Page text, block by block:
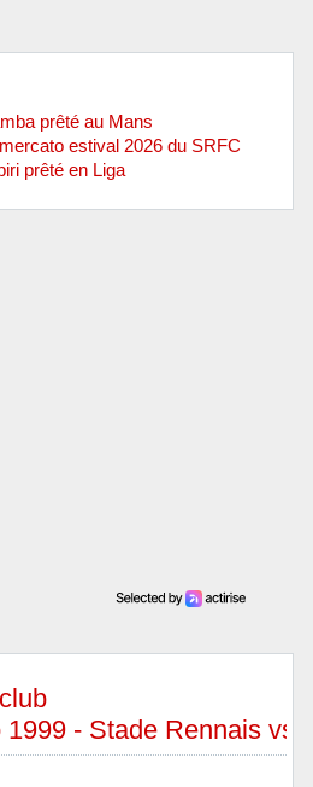
prêté au Mans
estival 2026 du SRFC
prêté en Liga
1999 - Stade Rennais vs